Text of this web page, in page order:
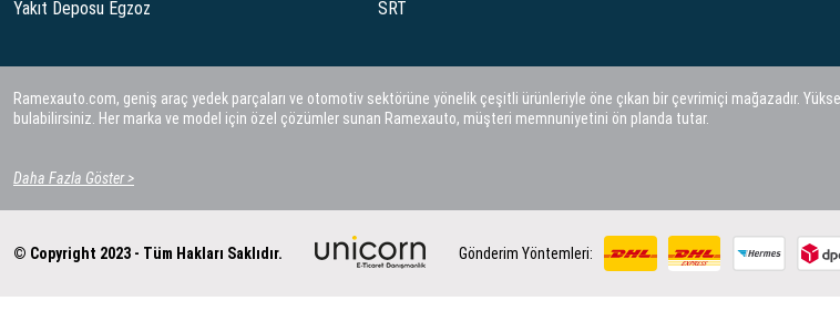
Yakıt Deposu Egzoz
SRT
Ramexauto.com, geniş araç yedek parçaları ve otomotiv sektörüne yönelik çeşitli ürünleriyle öne çıkan bir çevrimiçi mağazadır.
bulabilirsiniz. Her marka ve model için özel çözümler sunan Ramexauto, müşteri memnuniyetini ön planda tutar.
Daha Fazla Göster >
© Copyright 2023 - Tüm Hakları Saklıdır. Gönderim Yöntemleri: